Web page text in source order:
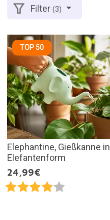
Filter(3)
TOP 50
Elephantine, Gießkanne in
Elefantenform
24,99€